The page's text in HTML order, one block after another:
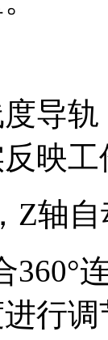
导
映
Z轴
360°
行